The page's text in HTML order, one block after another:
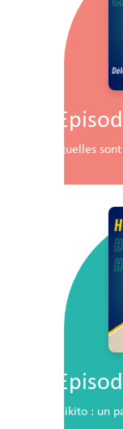
Quelles
Nikito : un